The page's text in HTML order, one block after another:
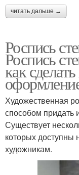
читать дальше →
Роспись
Роспись
как
Художественная
способом придать
Существует
которых доступны
художникам.